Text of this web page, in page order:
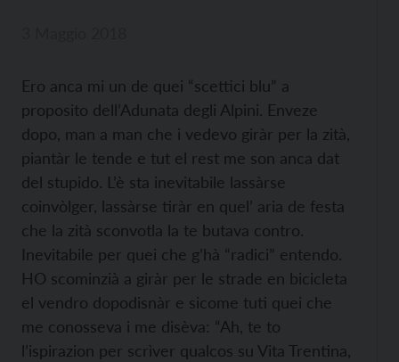
Ero anca mi un de quei “scettici blu” a
proposito dell’Adunata degli Alpini. Enveze
dopo, man a man che i vedevo giràr per la zità,
piantàr le tende e tut el rest me son anca dat
del stupido. L’è sta inevitabile lassàrse
coinvòlger, lassàrse tiràr en quel’ aria de festa
che la zità sconvotla la te butava contro.
Inevitabile per quei che g’hà “radici” entendo.
HO scominzià a giràr per le strade en bicicleta
el vendro dopodisnàr e sicome tuti quei che
me conosseva i me disèva: “Ah, te to
l’ispirazion per scrìver qualcos su Vita Trentina,